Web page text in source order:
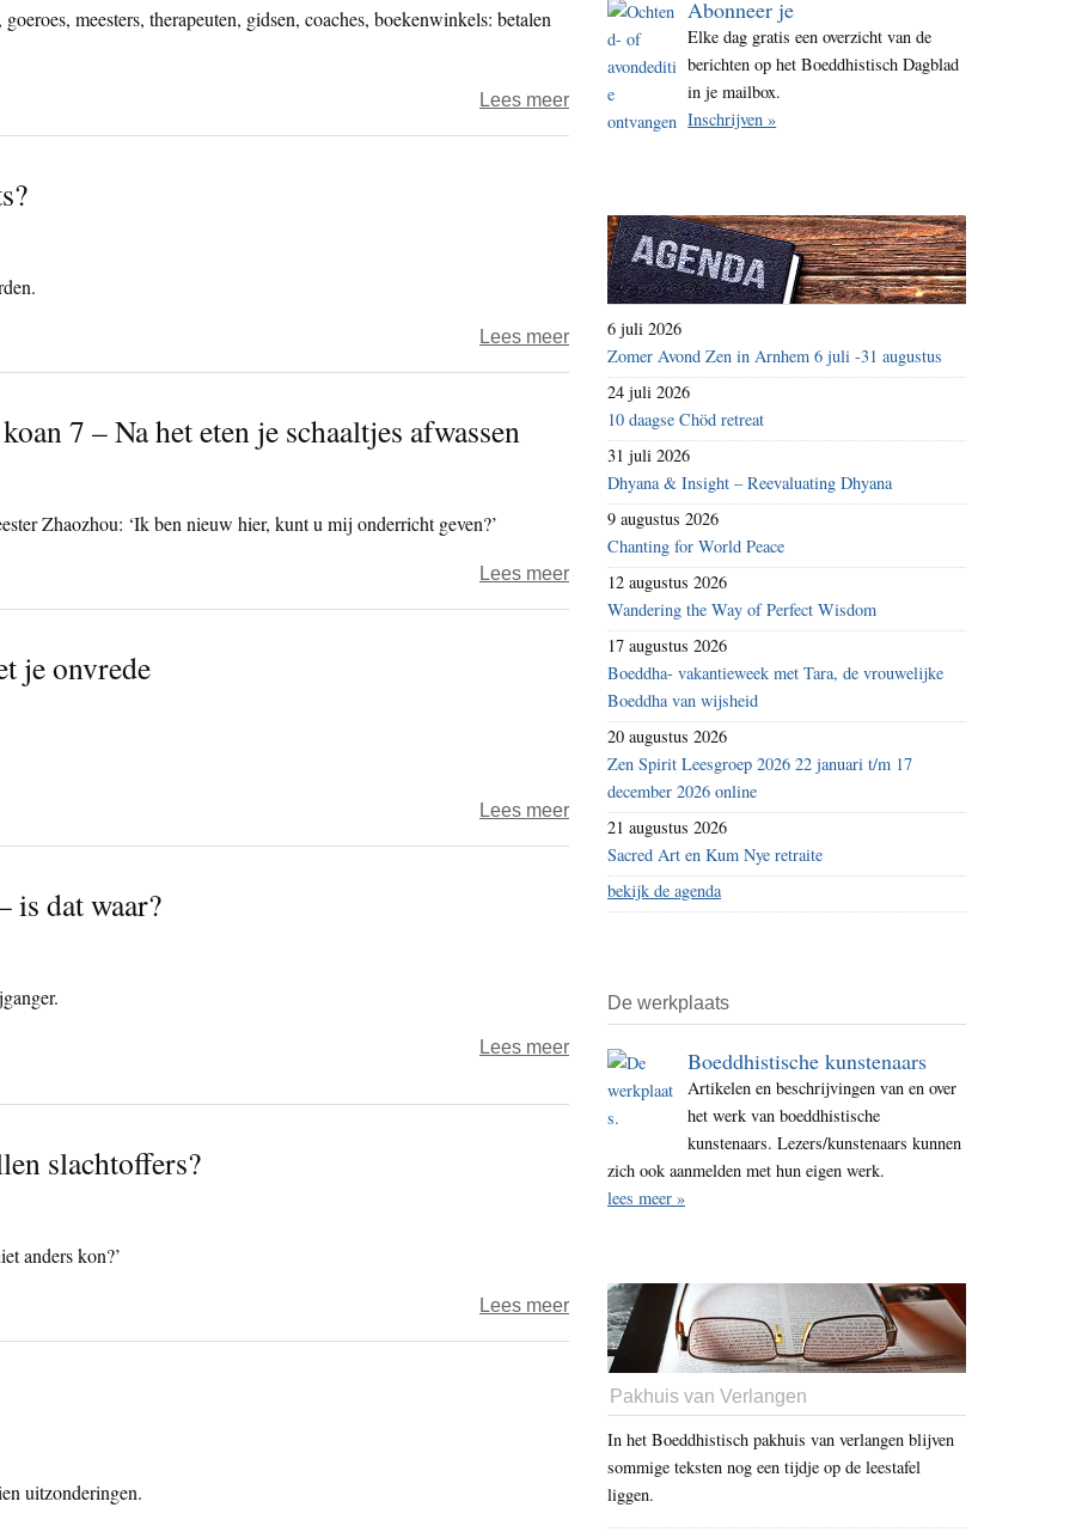
i
t
goeroes, meesters, therapeuten, gidsen, coaches, boekenwinkels: betalen
Lees meerover
boodschap
hangt
Lees meerover
brengt
alles
niets?
7 – Na het eten je schaaltjes afwassen
Zhaozhou: ‘Ik ben nieuw hier, kunt u mij onderricht geven?’
Lees meerover
Poortloze
Poort
nitwits,
koan
–
Na
afwassen
je onvrede
Lees meerover
Gemoedsrust
vrede
onvrede
is dat waar?
Lees meerover
dader
altijd
waar?
slachtoffers?
anders kon?’
Lees meerover
uitzonderingen.
Abonneer je
Elke dag gratis een overzicht van de
berichten op het Boeddhistisch Dagblad
in je mailbox.
Inschrijven »
6 juli 2026
Zomer Avond Zen in Arnhem 6 juli -31 augustus
24 juli 2026
10 daagse Chöd retreat
31 juli 2026
Dhyana & Insight – Reevaluating Dhyana
9 augustus 2026
Chanting for World Peace
12 augustus 2026
Wandering the Way of Perfect Wisdom
17 augustus 2026
Boeddha- vakantieweek met Tara, de vrouwelijke
Boeddha van wijsheid
20 augustus 2026
Zen Spirit Leesgroep 2026 22 januari t/m 17
december 2026 online
21 augustus 2026
Sacred Art en Kum Nye retraite
bekijk de agenda
De werkplaats
Boeddhistische kunstenaars
Artikelen en beschrijvingen van en over
het werk van boeddhistische
kunstenaars. Lezers/kunstenaars kunnen
zich ook aanmelden met hun eigen werk.
lees meer »
Pakhuis van Verlangen
In het Boeddhistisch pakhuis van verlangen blijven
sommige teksten nog een tijdje op de leestafel
liggen.